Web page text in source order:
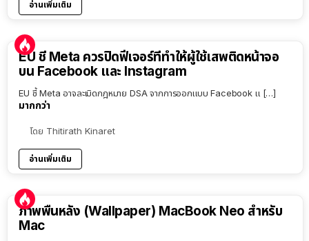
อ่านเพิ่มเติม
EU ชี้ Meta ควรปิดฟีเจอร์ที่ทำให้ผู้ใช้เสพติดหน้าจอ
บน Facebook และ Instagram
EU ชี้ Meta อาจละเมิดกฎหมาย DSA จากการออกแบบ Facebook แ […]
มากกว่า
โดย Thitirath Kinaret
อ่านเพิ่มเติม
ภาพพื้นหลัง (Wallpaper) MacBook Neo สำหรับ
Mac